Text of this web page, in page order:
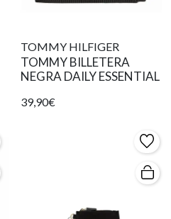
TOMMY HILFIGER
TOMMY BILLETERA
NEGRA DAILY ESSENTIAL
39,90€